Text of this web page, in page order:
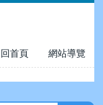
回首頁 網站導覽